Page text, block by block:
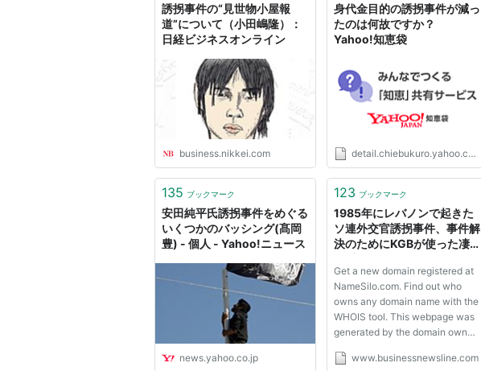
誘拐事件の“見世物小屋報
道”について（小田嶋隆）：
日経ビジネスオンライン
business.nikkei.com
身代金目的の誘拐事件が減っ
たのは何故ですか？
Yahoo!知恵袋
detail.chiebukuro.yahoo.co.jp
135 ブックマーク
安田純平氏誘拐事件をめぐる
いくつかのバッシング(髙岡
豊) - 個人 - Yahoo!ニュース
news.yahoo.co.jp
123 ブックマーク
1985年にレバノンで起きた
ソ連外交官誘拐事件、事件解
決のためにKGBが使った凄
months ago, by Joseph
Hoffman
Get a new domain registered at
NameSilo.com. Find out who
owns any domain name with the
WHOIS tool. This webpage was
generated by the domain owner
Disclaimer: Sedo maintains no
www.businessnewsline.com